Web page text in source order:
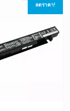
ลดราคา!